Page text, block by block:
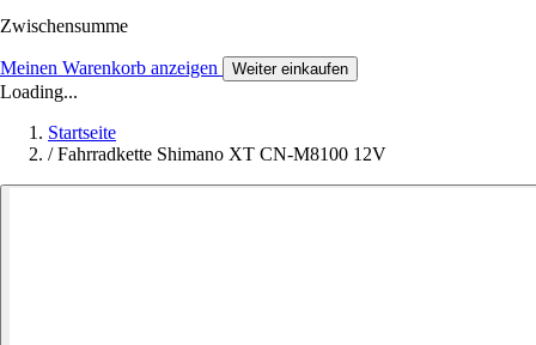
Zwischensumme
Meinen Warenkorb anzeigen Weiter einkaufen
Loading...
Startseite
/ Fahrradkette Shimano XT CN-M8100 12V